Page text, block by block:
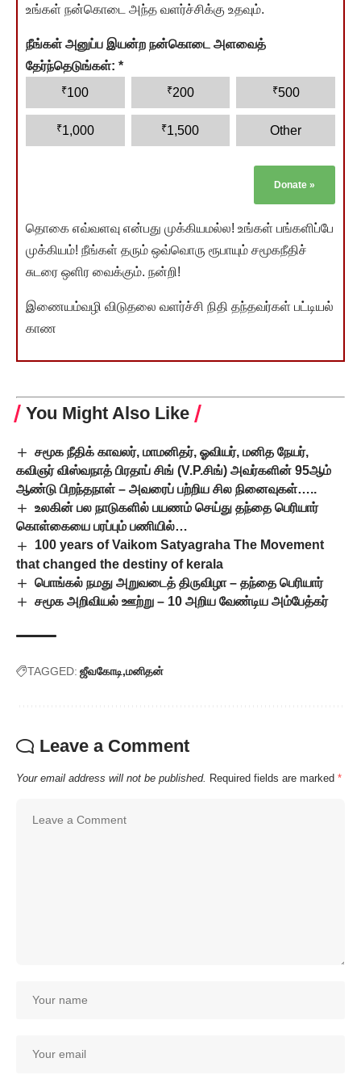
உங்கள் நன்கொடை அந்த வளர்ச்சிக்கு உதவும்.
நீங்கள் அனுப்ப இயன்ற நன்கொடை அளவைத்
தேர்ந்தெடுங்கள்: *
₹100 ₹200 ₹500
₹1,000 ₹1,500 Other
Donate »
தொகை எவ்வளவு என்பது முக்கியமல்ல! உங்கள் பங்களிப்பே
முக்கியம்! நீங்கள் தரும் ஒவ்வொரு ரூபாயும் சமூகநீதிச்
சுடரை ஒளிர வைக்கும். நன்றி!
இணையம்வழி விடுதலை வளர்ச்சி நிதி தந்தவர்கள் பட்டியல்
காண
You Might Also Like
சமூக நீதிக் காவலர், மாமனிதர், ஓவியர், மனித நேயர்,
கவிஞர் விஸ்வநாத் பிரதாப் சிங் (V.P.சிங்) அவர்களின் 95ஆம்
ஆண்டு பிறந்தநாள் – அவரைப் பற்றிய சில நினைவுகள்…..
உலகின் பல நாடுகளில் பயணம் செய்து தந்தை பெரியார்
கொள்கையை பரப்பும் பணியில்…
100 years of Vaikom Satyagraha The Movement
that changed the destiny of kerala
பொங்கல் நமது அறுவடைத் திருவிழா – தந்தை பெரியார்
சமூக அறிவியல் ஊற்று – 10 அறிய வேண்டிய அம்பேத்கர்
TAGGED: ஜீவகோடி மனிதன்
Leave a Comment
Your email address will not be published. Required fields are marked *